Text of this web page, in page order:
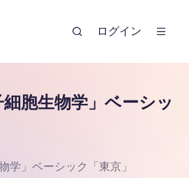
ログイン
胞生物学」ベーシッ
学」ベーシック「東京」